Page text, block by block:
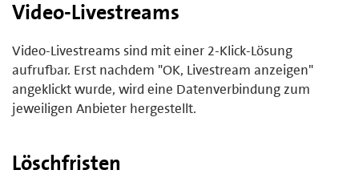
Video-Livestreams
Video-Livestreams sind mit einer 2-Klick-Lösung
aufrufbar. Erst nachdem "OK, Livestream anzeigen"
angeklickt wurde, wird eine Datenverbindung zum
jeweiligen Anbieter hergestellt.
Löschfristen